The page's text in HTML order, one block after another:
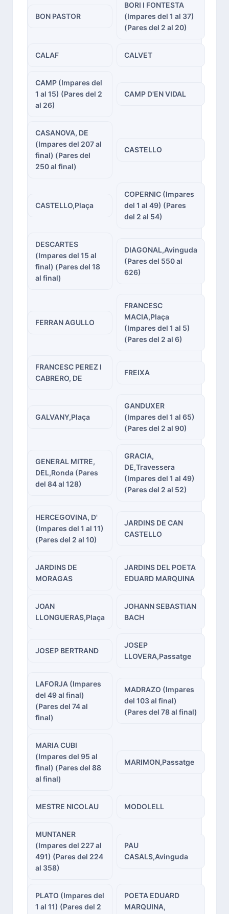
BON PASTOR
BORI I FONTESTA
(Impares del 1 al 37)
(Pares del 2 al 20)
CALAF CALVET
CAMP (Impares del
1 al 15) (Pares del 2
al 26)
CAMP D'EN VIDAL
CASANOVA, DE
(Impares del 207 al
final) (Pares del
250 al final)
CASTELLO
CASTELLO,Plaça
COPERNIC (Impares
del 1 al 49) (Pares
del 2 al 54)
DESCARTES
(Impares del 15 al
final) (Pares del 18
al final)
DIAGONAL,Avinguda
(Pares del 550 al
626)
FERRAN AGULLO
FRANCESC
MACIA,Plaça
(Impares del 1 al 5)
(Pares del 2 al 6)
FRANCESC PEREZ I
CABRERO, DE
FREIXA
GALVANY,Plaça
GANDUXER
(Impares del 1 al 65)
(Pares del 2 al 90)
GENERAL MITRE,
DEL,Ronda (Pares
del 84 al 128)
GRACIA,
DE,Travessera
(Impares del 1 al 49)
(Pares del 2 al 52)
HERCEGOVINA, D'
(Impares del 1 al 11)
(Pares del 2 al 10)
JARDINS DE CAN
CASTELLO
JARDINS DE
MORAGAS
JARDINS DEL POETA
EDUARD MARQUINA
JOAN
LLONGUERAS,Plaça
JOHANN SEBASTIAN
BACH
JOSEP BERTRAND
JOSEP
LLOVERA,Passatge
LAFORJA (Impares
del 49 al final)
(Pares del 74 al
final)
MADRAZO (Impares
del 103 al final)
(Pares del 78 al final)
MARIA CUBI
(Impares del 95 al
final) (Pares del 88
al final)
MARIMON,Passatge
MESTRE NICOLAU MODOLELL
MUNTANER
(Impares del 227 al
491) (Pares del 224
al 358)
PAU
CASALS,Avinguda
PLATO (Impares del
1 al 11) (Pares del 2
POETA EDUARD
MARQUINA,